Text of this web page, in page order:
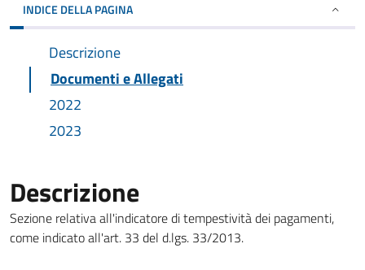
INDICE DELLA PAGINA
Descrizione
Documenti e Allegati
2022
2023
Descrizione
Sezione relativa all'indicatore di tempestività dei pagamenti,
come indicato all'art. 33 del d.lgs. 33/2013.